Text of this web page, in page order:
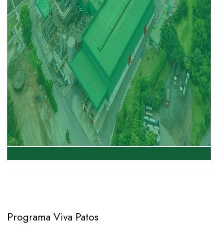
Programa Viva Patos